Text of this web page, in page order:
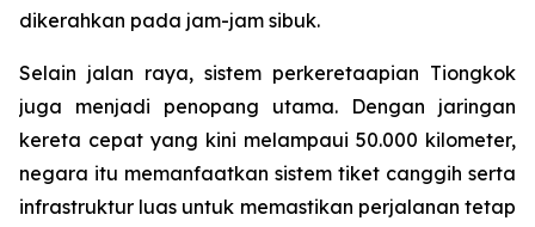
dikerahkan pada jam-jam sibuk.
Selain jalan raya, sistem perkeretaapian Tiongkok
juga menjadi penopang utama. Dengan jaringan
kereta cepat yang kini melampaui 50.000 kilometer,
negara itu memanfaatkan sistem tiket canggih serta
infrastruktur luas untuk memastikan perjalanan tetap